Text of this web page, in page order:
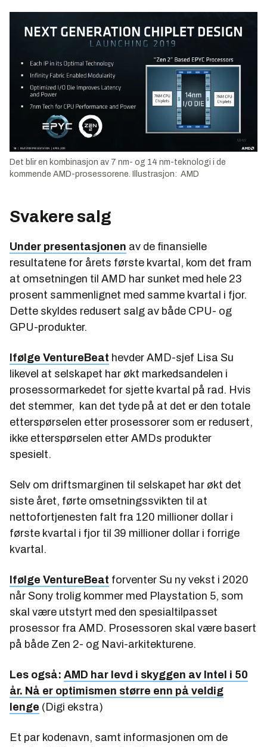
Det blir en kombinasjon av 7 nm- og 14 nm-teknologi i de
kommende AMD-prosessorene. Illustrasjon: AMD
Svakere salg
Under presentasjonen av de finansielle
resultatene for årets første kvartal, kom det fram
at omsetningen til AMD har sunket med hele 23
prosent sammenlignet med samme kvartal i fjor.
Dette skyldes redusert salg av både CPU- og
GPU-produkter.
Ifølge VentureBeat hevder AMD-sjef Lisa Su
likevel at selskapet har økt markedsandelen i
prosessormarkedet for sjette kvartal på rad. Hvis
det stemmer, kan det tyde på at det er den totale
etterspørselen etter prosessorer som er redusert,
ikke etterspørselen etter AMDs produkter
spesielt.
Selv om driftsmarginen til selskapet har økt det
siste året, førte omsetningssvikten til at
nettofortjenesten falt fra 120 millioner dollar i
første kvartal i fjor til 39 millioner dollar i forrige
kvartal.
Ifølge VentureBeat forventer Su ny vekst i 2020
når Sony trolig kommer med Playstation 5, som
skal være utstyrt med den spesialtilpasset
prosessor fra AMD. Prosessoren skal være basert
på både Zen 2- og Navi-arkitekturene.
Les også: AMD har levd i skyggen av Intel i 50
år. Nå er optimismen større enn på veldig
lenge (Digi ekstra)
Et par kodenavn, samt informasjonen om de